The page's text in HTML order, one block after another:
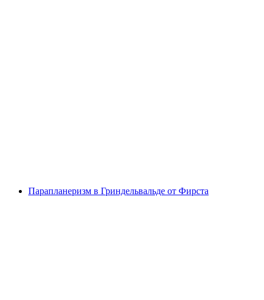
Парапланеризм в Гриндельвальде от Фирста